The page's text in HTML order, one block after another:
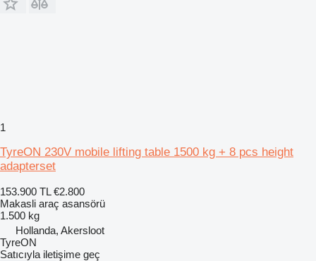
1
TyreON 230V mobile lifting table 1500 kg + 8 pcs height
adapterset
153.900 TL €2.800
Makasli araç asansörü
1.500 kg
Hollanda, Akersloot
TyreON
Satıcıyla iletişime geç